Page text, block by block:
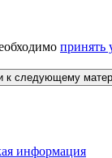
принять
к следующему
информация